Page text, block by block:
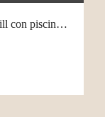
Chalet contemporáneo en Torre en Conill con piscina privada